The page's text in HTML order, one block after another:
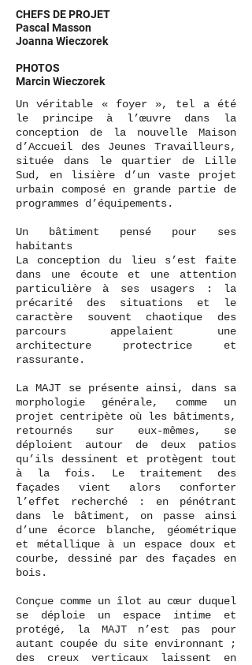
CHEFS DE PROJET
Pascal Masson
Joanna Wieczorek
PHOTOS
Marcin Wieczorek
Un véritable « foyer », tel a été
le principe à l’œuvre dans la
conception de la nouvelle Maison
d’Accueil des Jeunes Travailleurs,
située dans le quartier de Lille
Sud, en lisière d’un vaste projet
urbain composé en grande partie de
programmes d’équipements.
Un bâtiment pensé pour ses
habitants
La conception du lieu s’est faite
dans une écoute et une attention
particulière à ses usagers : la
précarité des situations et le
caractère souvent chaotique des
parcours appelaient une
architecture protectrice et
rassurante.
La MAJT se présente ainsi, dans sa
morphologie générale, comme un
projet centripète où les bâtiments,
retournés sur eux-mêmes, se
déploient autour de deux patios
qu’ils dessinent et protègent tout
à la fois. Le traitement des
façades vient alors conforter
l’effet recherché : en pénétrant
dans le bâtiment, on passe ainsi
d’une écorce blanche, géométrique
et métallique à un espace doux et
courbe, dessiné par des façades en
bois.
Conçue comme un îlot au cœur duquel
se déploie un espace intime et
protégé, la MAJT n’est pas pour
autant coupée du site environnant ;
des creux verticaux laissent en